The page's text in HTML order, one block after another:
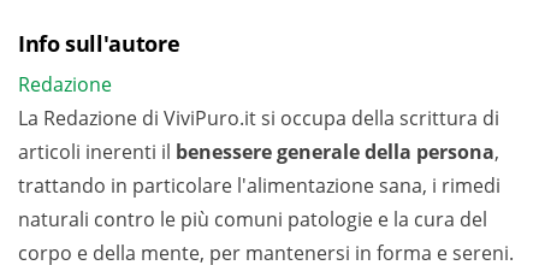
Info sull'autore
Redazione
La Redazione di ViviPuro.it si occupa della scrittura di
articoli inerenti il benessere generale della persona,
trattando in particolare l'alimentazione sana, i rimedi
naturali contro le più comuni patologie e la cura del
corpo e della mente, per mantenersi in forma e sereni.